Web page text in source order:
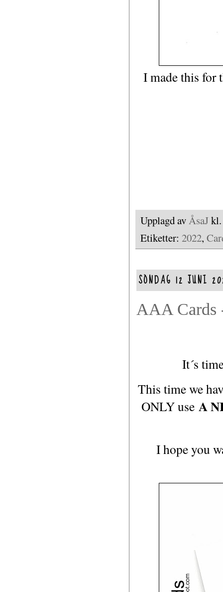
I made this for
Upplagd av ÅsaJ
Etiketter: 2022,
SÖNDAG 12 JUNI
AAA Cards
It´s
This time we
ONLY use A
I hope you